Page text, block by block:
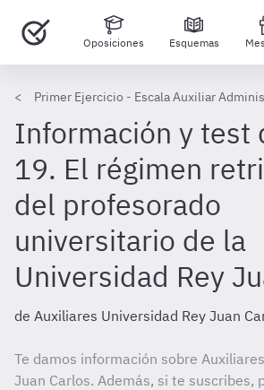
Oposiciones Esquemas
Primer Ejercicio - Escala Auxiliar
Información y test
19. El régimen
del profesorado
universitario de la
Universidad Rey
de Auxiliares Universidad Rey Juan
Te damos información sobre
Juan Carlos. Además, si te suscribes,